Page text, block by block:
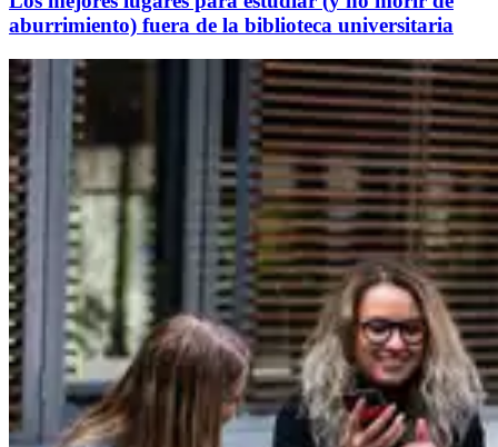
aburrimiento) fuera de la biblioteca universitaria